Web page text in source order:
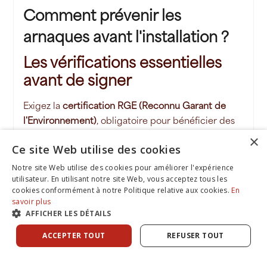
Comment prévenir les
arnaques avant l'installation ?
Les vérifications essentielles
avant de signer
Exigez lacertification RGE (Reconnu Garant de
l'Environnement), obligatoire pour bénéficier des
le site France Rénov' ou l'annuaire Qualit'EnR.
Ensuite, demandez leKbis de l'entrepriseet son
numéro SIRET pour vérifier son existence légale et
son ancienneté. En effet, une société créée il y a
quelques mois peut présenter plus de risques
qu'une entreprise établie depuis plusieurs années.
×
Ce site Web utilise des cookies
Notre site Web utilise des cookies pour améliorer l'expérience
utilisateur. En utilisant notre site Web, vous acceptez tous les
cookies conformément à notre Politique relative aux cookies. En
savoir plus
AFFICHER LES DÉTAILS
ACCEPTER TOUT REFUSER TOUT